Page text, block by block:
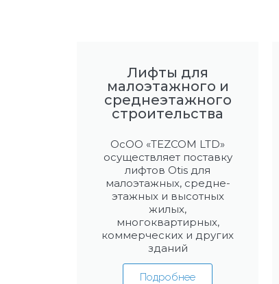
Лифты для
малоэтажного и
среднеэтажного
строительства
ОсОО «TEZCOM LTD»
осуществляет поставку
лифтов Otis для
малоэтажных, средне-
этажных и высотных
жилых,
многоквартирных,
коммерческих и других
зданий
Подробнее